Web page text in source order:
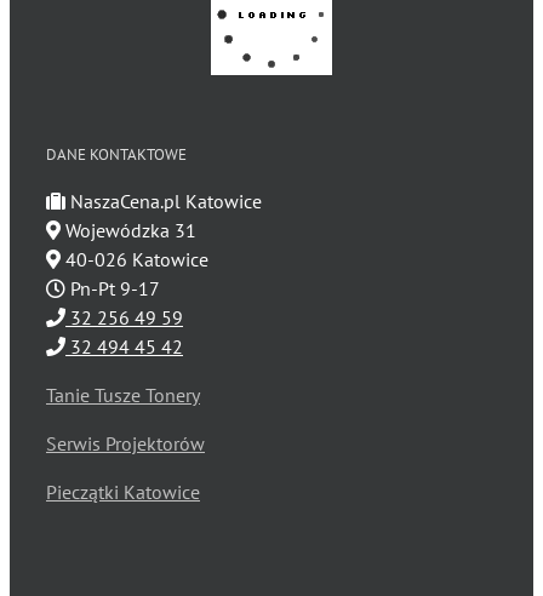
DANE KONTAKTOWE
NaszaCena.pl Katowice
Wojewódzka 31
40-026 Katowice
Pn-Pt 9-17
32 256 49 59
32 494 45 42
Tanie Tusze Tonery
Serwis Projektorów
Pieczątki Katowice